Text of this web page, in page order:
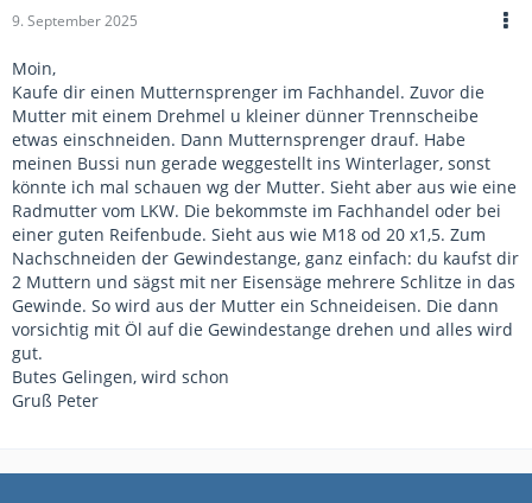
9. September 2025
Moin,
Kaufe dir einen Mutternsprenger im Fachhandel. Zuvor die
Mutter mit einem Drehmel u kleiner dünner Trennscheibe
etwas einschneiden. Dann Mutternsprenger drauf. Habe
meinen Bussi nun gerade weggestellt ins Winterlager, sonst
könnte ich mal schauen wg der Mutter. Sieht aber aus wie eine
Radmutter vom LKW. Die bekommste im Fachhandel oder bei
einer guten Reifenbude. Sieht aus wie M18 od 20 x1,5. Zum
Nachschneiden der Gewindestange, ganz einfach: du kaufst dir
2 Muttern und sägst mit ner Eisensäge mehrere Schlitze in das
Gewinde. So wird aus der Mutter ein Schneideisen. Die dann
vorsichtig mit Öl auf die Gewindestange drehen und alles wird
gut.
Butes Gelingen, wird schon
Gruß Peter